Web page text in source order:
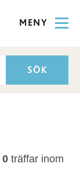
MENY
0 träffar inom